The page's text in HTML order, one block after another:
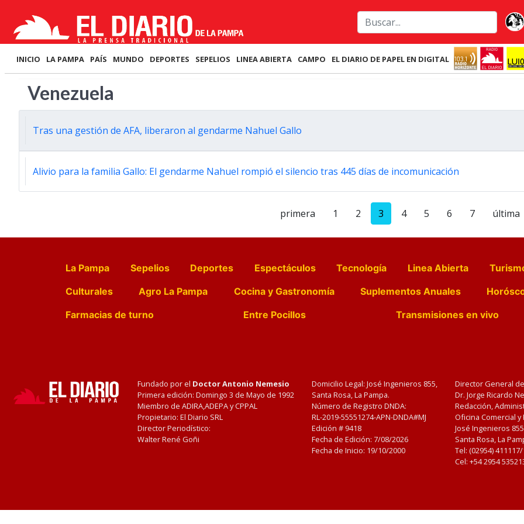
INICIO LA PAMPA PAÍS MUNDO DEPORTES SEPELIOS LINEA ABIERTA CAMPO EL DIARIO DE PAPEL EN DIGITAL
Venezuela
Tras una gestión de AFA, liberaron al gendarme Nahuel Gallo
Alivio para la familia Gallo: El gendarme Nahuel rompió el silencio tras 445 días de incomunicación
primera 1 2 3 4 5 6 7 última
La Pampa Sepelios Deportes Espectáculos Tecnología Linea Abierta
Culturales
Agro La Pampa Cocina y Gastronomía Suplementos Anuales
Farmacias de turno
Entre Pocillos Transmisiones en vivo
Fundado por el Doctor Antonio Nemesio
Primera edición: Domingo 3 de Mayo de 1992
Miembro de ADIRA,ADEPA y CPPAL
Propietario: El Diario SRL
Director Periodístico:
Walter René Goñi
Domicilio Legal: José Ingenieros 855,
Santa Rosa, La Pampa.
Número de Registro DNDA:
RL-2019-55551274-APN-DNDA#MJ
Edición # 9418
Fecha de Edición: 7/08/2026
Fecha de Inicio: 19/10/2000
Director General
Dr. Jorge Ricardo
Redacción,
Oficina Comercial
José Ingenieros
Santa Rosa, La
Tel: (02954)
Cel: +54 2954